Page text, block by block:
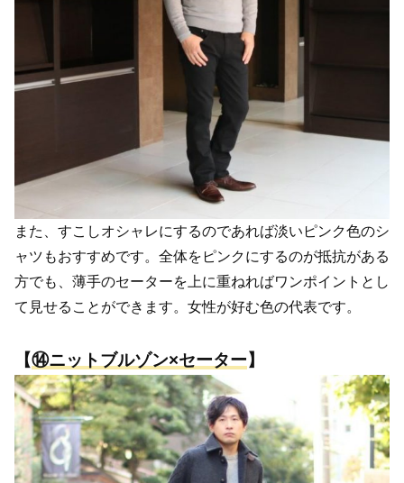
また、すこしオシャレにするのであれば淡いピンク色のシ
ャツもおすすめです。全体をピンクにするのが抵抗がある
方でも、薄手のセーターを上に重ねればワンポイントとし
て見せることができます。女性が好む色の代表です。
【⑭ニットブルゾン×セーター】